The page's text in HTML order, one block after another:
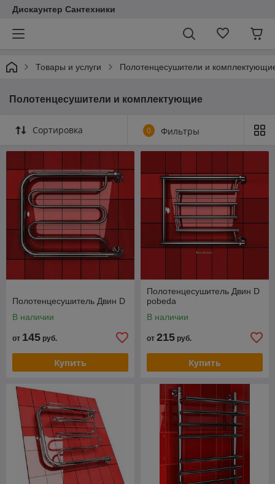
Дискаунтер Сантехники
Товары и услуги Полотенцесушители и
Полотенцесушители и комплектующие
Сортировка 0 Фильтры
Полотенцесушитель Двин D
В наличии
от 145 руб.
Купить
Полотенцесушитель Двин D
pobeda
В наличии
от 215 руб.
Купить